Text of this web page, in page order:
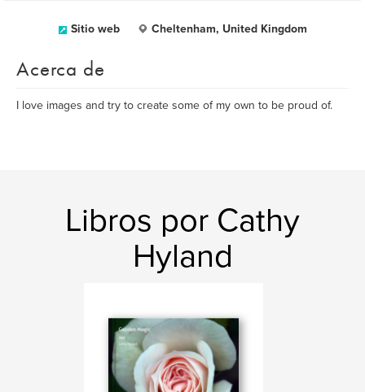
Sitio web Cheltenham, United Kingdom
Acerca de
I love images and try to create some of my own to be proud of.
Libros por Cathy
Hyland